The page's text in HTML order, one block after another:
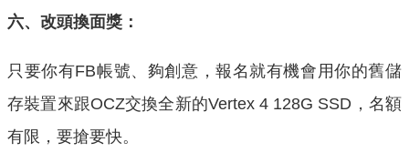
六、改頭換面獎：
只要你有FB帳號、夠創意，報名就有機會用你的舊儲
存裝置來跟OCZ交換全新的Vertex 4 128G SSD，名額
有限，要搶要快。